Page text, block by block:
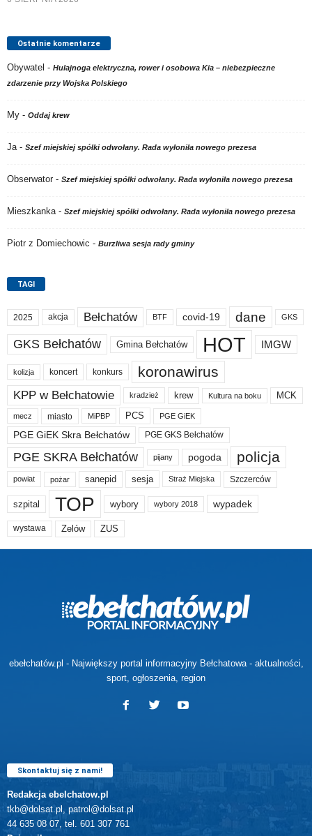
Ostatnie komentarze
Obywatel - Hulajnoga elektryczna, rower i osobowa Kia – niebezpieczne
zdarzenie przy Wojska Polskiego
My - Oddaj krew
Ja- Szef miejskiej spółki odwołany. Rada wyłoniła nowego prezesa
Obserwator - Szef miejskiej spółki odwołany. Rada wyłoniła nowego prezesa
Mieszkanka- Szef miejskiej spółki odwołany. Rada wyłoniła nowego prezesa
Piotr z Domiechowic - Burzliwa sesja rady gminy
TAGI
2025 akcja Bełchatów BTF covid-19 dane GKS
GKS Bełchatów Gmina Bełchatów HOT IMGW
kolizja koncert konkurs koronawirus
KPP w Bełchatowie kradzież krew Kultura na boku MCK
mecz miasto MiPBP PCS PGE GiEK
PGE GiEK Skra Bełchatów PGE GKS Bełchatów
PGE SKRA Bełchatów pijany pogoda policja
powiat pożar sanepid sesja Straż Miejska Szczerców
szpital TOP wybory wybory 2018 wypadek
wystawa Zelów ZUS
ebełchatów.pl - Największy portal informacyjny Bełchatowa - aktualności,
sport, ogłoszenia, region
Skontaktuj się z nami!
Redakcja ebelchatow.pl
tkb@dolsat.pl, patrol@dolsat.pl
44 635 08 07, tel. 601 307 761